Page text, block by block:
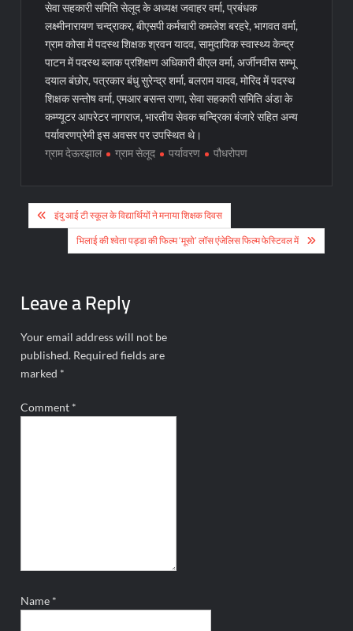
सेवा सहकारी समिति सेलूद के अध्यक्ष जवाहर वर्मा, प्रबंधक
लक्ष्मीनारायण चन्द्राकर, बीएसपी कर्मचारी कमलेश बरहरे, भागवत वर्मा,
ग्राम कोसा में पदस्थ शिक्षक श्रवन यादव, सामुदायिक स्वास्थ्य केन्द्र
पाटन में पदस्थ ब्लाक प्रशिक्षण अधिकारी बीएल वर्मा, अर्जीनवीस सम्भू
दयाल बंछोर, पत्रकार बंधु सुरेन्द्र शर्मा, बलराम यादव, मोरिद में पदस्थ
शिक्षक सन्तोष वर्मा, एमआर बसन्त राणा, सेवा सहकारी समिति अंडा के
कम्प्यूटर आपरेटर नागराज, भारतीय सेवक चन्द्रिका बंजारे सहित अन्य
पर्यावरणप्रेमी इस अवसर पर उपस्थित थे।
ग्राम देऊरझाल
ग्राम सेलूद पर्यावरण पौधरोपण
Post
navigation
इंदु आई टी स्कूल के विद्यार्थियों ने मनाया शिक्षक दिवस
भिलाई की श्वेता पड्डा की फिल्म ‘मूसो’ लॉस एंजेलिस फिल्म फेस्टिवल में
Leave a Reply
Your email address will not be
published. Required fields are
marked *
Comment *
Name *